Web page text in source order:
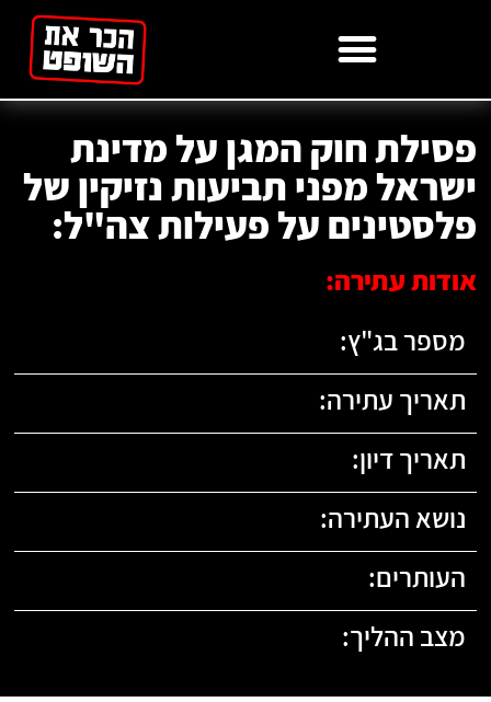
פסילת חוק המגן על מדינת
ישראל מפני תביעות נזיקין של
פלסטינים על פעילות צה"ל:
אודות עתירה:
מספר בג"ץ:
תאריך עתירה:
תאריך דיון:
נושא העתירה:
העותרים:
מצב ההליך: